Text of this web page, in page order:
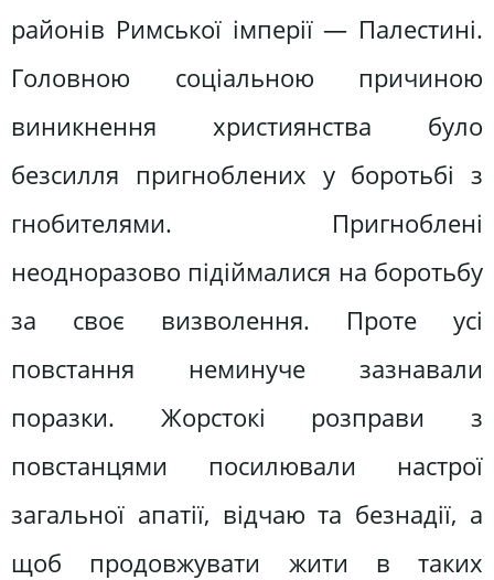
районів Римської імперії — Палестині.
Головною соціальною причиною
виникнення християнства було
безсилля пригноблених у боротьбі з
гнобителями. Пригноблені
неодноразово підіймалися на боротьбу
за своє визволення. Проте усі
повстання неминуче зазнавали
поразки. Жорстокі розправи з
повстанцями посилювали настрої
загальної апатії, відчаю та безнадії, а
щоб продовжувати жити в таких